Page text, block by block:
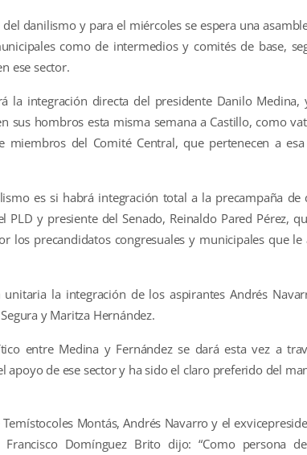
danilismo y para el miércoles se espera una
como de intermedios y comités de base,
ese sector.
la integración directa del presidente Danilo Medina,
sus hombros esta misma semana a Castillo, como
del Comité Central, que pertenecen a
es si habrá integración total a la precampaña de
y presiente del Senado, Reinaldo Pared Pérez,
los precandidatos congresuales y municipales que le
la integración de los aspirantes Andrés
y Maritza Hernández.
entre Medina y Fernández se dará esta vez a
apoyo de ese sector y ha sido el claro preferido del
Montás, Andrés Navarro y el
Domínguez Brito dijo: “Como persona